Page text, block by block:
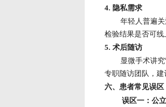
4. 隐私需求
年轻人普遍
检验结果是否可线
5. 术后随访
显微手术讲
专职随访团队，建
六、患者常见误
误区一：公